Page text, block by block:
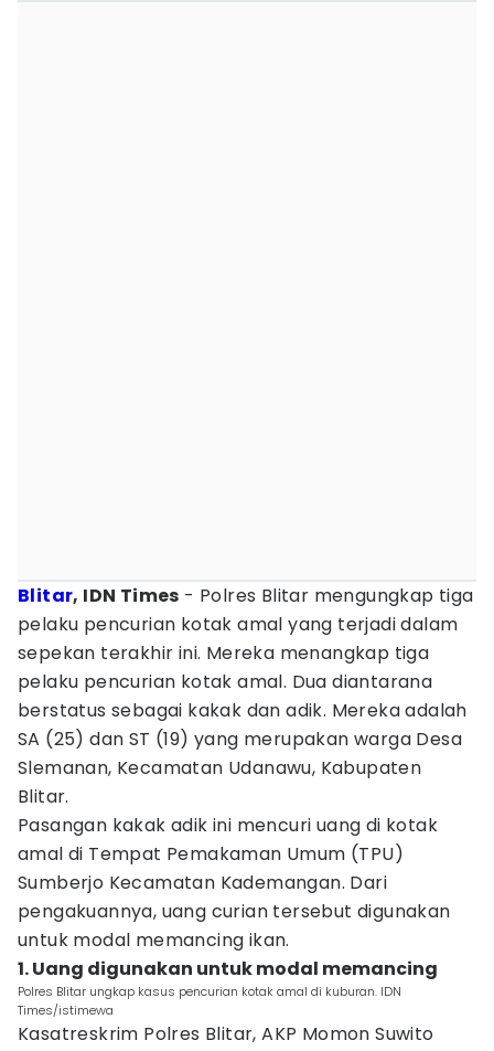
Blitar, IDN Times - Polres Blitar mengungkap tiga
pelaku pencurian kotak amal yang terjadi dalam
sepekan terakhir ini. Mereka menangkap tiga
pelaku pencurian kotak amal. Dua diantarana
berstatus sebagai kakak dan adik. Mereka adalah
SA (25) dan ST (19) yang merupakan warga Desa
Slemanan, Kecamatan Udanawu, Kabupaten
Blitar.
Pasangan kakak adik ini mencuri uang di kotak
amal di Tempat Pemakaman Umum (TPU)
Sumberjo Kecamatan Kademangan. Dari
pengakuannya, uang curian tersebut digunakan
untuk modal memancing ikan.
1. Uang digunakan untuk modal memancing
Polres Blitar ungkap kasus pencurian kotak amal di kuburan. IDN
Times/istimewa
Kasatreskrim Polres Blitar, AKP Momon Suwito